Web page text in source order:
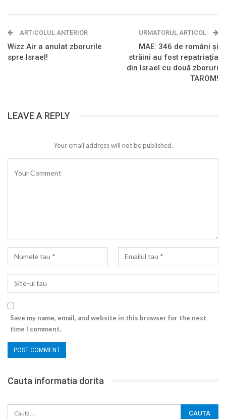
ARTICOLUL ANTERIOR
Wizz Air a anulat zborurile
spre Israel!
URMATORUL ARTICOL
MAE: 346 de români și
străini au fost repatriația
din Israel cu două zboruri
TAROM!
LEAVE A REPLY
Your email address will not be published.
Save my name, email, and website in this browser for the next
time I comment.
Cauta informatia dorita